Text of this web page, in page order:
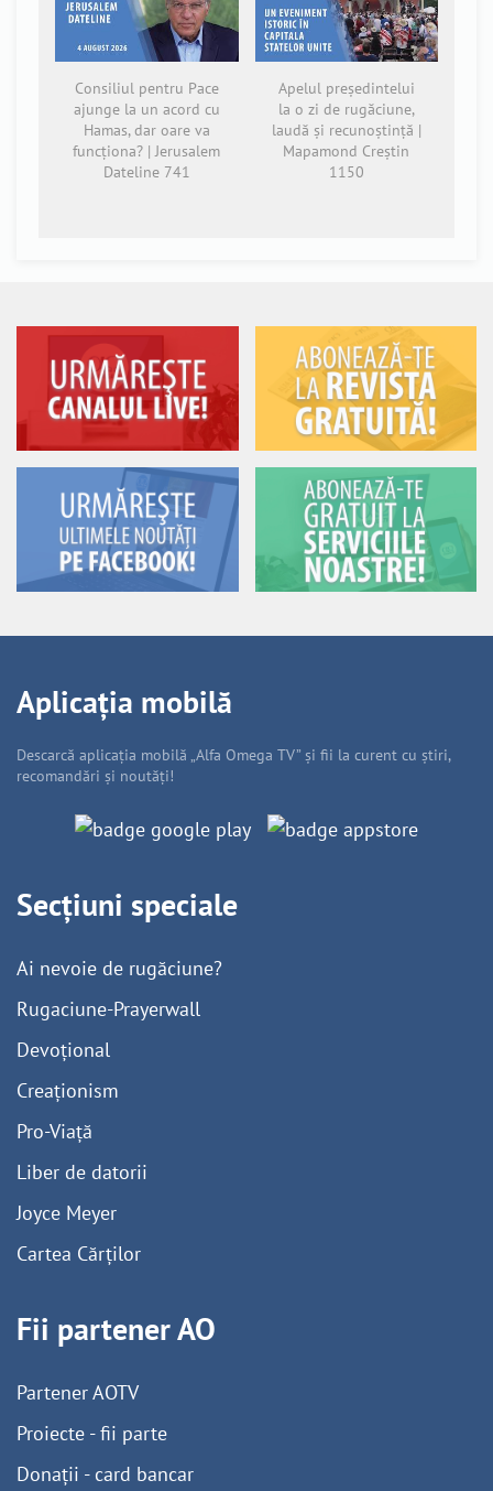
Consiliul pentru Pace
ajunge la un acord cu
Hamas, dar oare va
funcționa? | Jerusalem
Dateline 741
Apelul președintelui
la o zi de rugăciune,
laudă și recunoștință |
Mapamond Creștin
1150
Aplicația mobilă
Descarcă aplicația mobilă „Alfa Omega TV” și fii la curent cu știri,
recomandări și noutăți!
Secțiuni speciale
Ai nevoie de rugăciune?
Rugaciune-Prayerwall
Devoțional
Creaționism
Pro-Viață
Liber de datorii
Joyce Meyer
Cartea Cărților
Fii partener AO
Partener AOTV
Proiecte - fii parte
Donații - card bancar